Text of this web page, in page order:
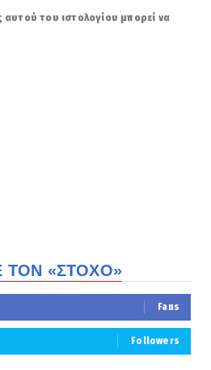
του ιστολογίου μπορεί να
ΤΟΝ «ΣΤΟΧΟ»
Fans
Followers